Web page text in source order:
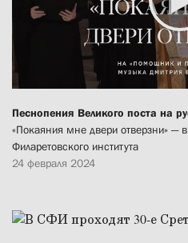
Песнопения Великого поста на
«Покаяния мне двери отверзни» —
Филаретовского института
24 февраля 2024